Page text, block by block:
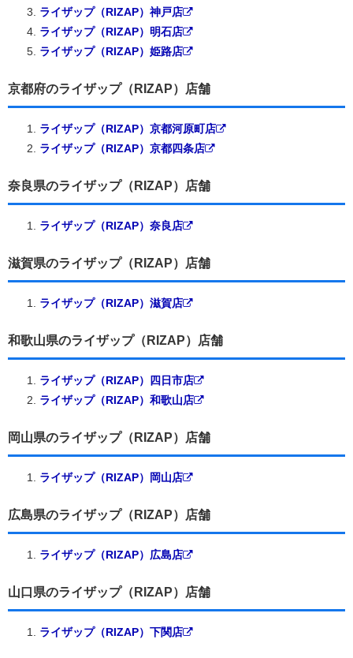
ライザップ（RIZAP）神戸店
ライザップ（RIZAP）明石店
ライザップ（RIZAP）姫路店
京都府のライザップ（RIZAP）店舗
ライザップ（RIZAP）京都河原町店
ライザップ（RIZAP）京都四条店
奈良県のライザップ（RIZAP）店舗
ライザップ（RIZAP）奈良店
滋賀県のライザップ（RIZAP）店舗
ライザップ（RIZAP）滋賀店
和歌山県のライザップ（RIZAP）店舗
ライザップ（RIZAP）四日市店
ライザップ（RIZAP）和歌山店
岡山県のライザップ（RIZAP）店舗
ライザップ（RIZAP）岡山店
広島県のライザップ（RIZAP）店舗
ライザップ（RIZAP）広島店
山口県のライザップ（RIZAP）店舗
ライザップ（RIZAP）下関店